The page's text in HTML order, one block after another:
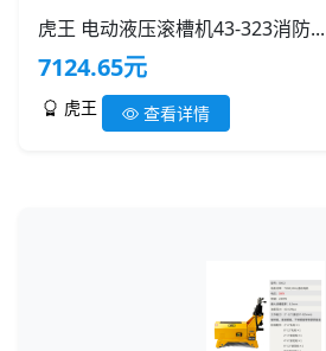
虎王 电动液压滚槽机43-323消防...
7124.65元
虎王 查看详情